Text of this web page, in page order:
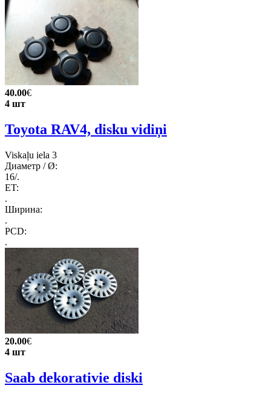
40.00€
4 шт
Toyota RAV4, disku vidiņi
Viskaļu iela 3
Диаметр / Ø:
16/.
ET:
.
Ширина:
.
PCD:
.
20.00€
4 шт
Saab dekorativie diski